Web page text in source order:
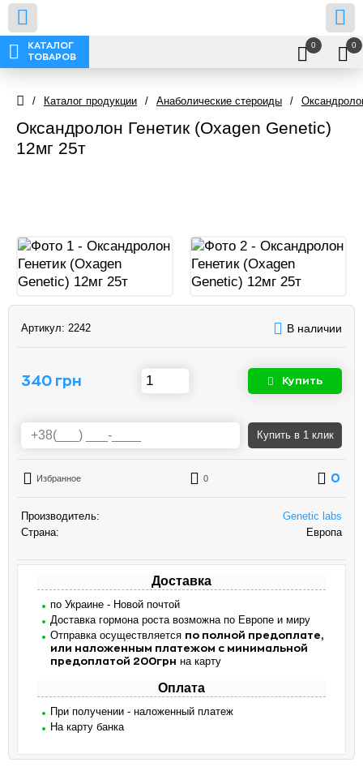
КАТАЛОГ
ТОВАРОВ
0 0
/ Каталог продукции / Анаболические стероиды /
Оксандролон Генетик (Oxagen Genetic)
12мг 25т
Артикул: 2242 В наличии
340 грн Купить
Купить в 1 клик
Избранное 0 0
Производитель:
Genetic labs
Страна:
Европа
Доставка
по Украине - Новой почтой
Доставка гормона роста возможна по Европе и миру
Отправка осуществляется по полной предоплате,
или наложенным платежом с минимальной
предоплатой 200грн на карту
Оплата
При получении - наложенный платеж
На карту банка